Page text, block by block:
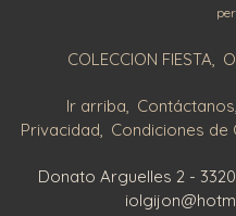
COLECCION FIESTA
Ir arriba Contáctanos
Privacidad
Condiciones de
Donato Arguelles 2 -